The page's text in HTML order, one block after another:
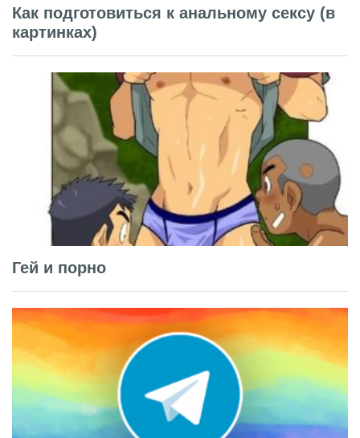
Как подготовиться к анальному сексу (в
картинках)
Гей и порно